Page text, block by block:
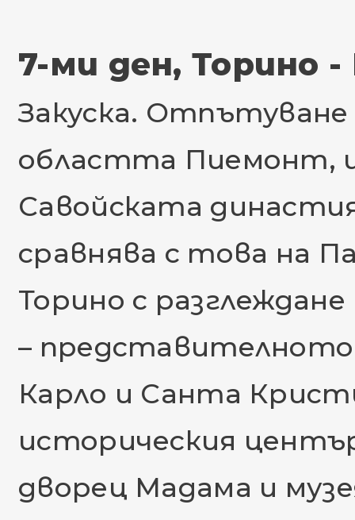
7-ми ден, Торино
Закуска.
областта Пиемонт,
Савойската
сравнява с това на
Торино с
– представителното
Карло и Санта
историческия
дворец Мадама и